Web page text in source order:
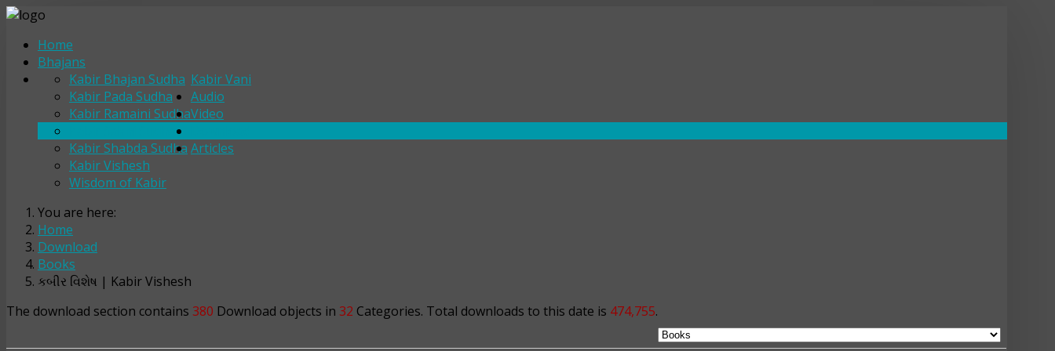
Home
Bhajans
Kabir Vani
Kabir Bhajan Sudha
Kabir Pada Sudha
Kabir Ramaini Sudha
Kabir Shabda Sudha
Kabir Vishesh
Wisdom of Kabir
Audio
Video
Articles
You are here:
Home
Download
Books
કબીર વિશેષ | Kabir Vishesh
The download section contains 380 Download objects in 32 Categories. Total downloads to this date is 474,755.